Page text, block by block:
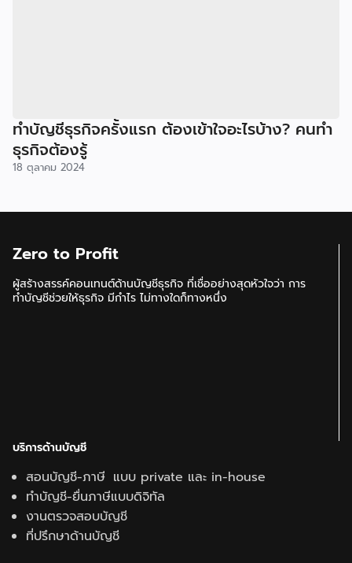
ทำบัญชีธุรกิจครั้งแรก ต้องเข้าใจอะไรบ้าง? คนทำ
ธุรกิจต้องรู้
18 ตุลาคม 2024
Zero to Profit
ผู้สร้างสรรค์คอนเทนต์ด้านบัญชีธุรกิจ ที่เชื่ออย่างสุดหัวใจว่า การ
ทำบัญชีช่วยให้ธุรกิจ มีกำไร ไม่ทางใดก็ทางหนึ่ง
บริการด้านบัญชี
สอนบัญชี-ภาษี แบบ private และ in-house
ทำบัญชี-ยื่นภาษีแบบดิจิทัล
งานตรวจสอบบัญชี
ที่ปรึกษาด้านบัญชี